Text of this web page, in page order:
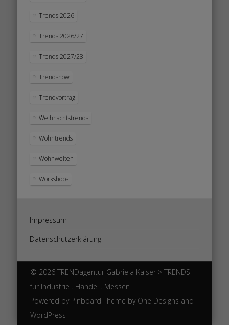
Trends 2026
Trends 2026/27
Trends 2027/28
Trendshow
Trendvortrag
Weihnachtstrends
Wohntrends
Wohnwelten
Workshops
Impressum
Datenschutzerklärung
© 2026 TRENDagentur Gabriela Kaiser > TRENDS
für Industrie . Handel . Messen
Powered by Pinboard Theme by One Designs and
WordPress